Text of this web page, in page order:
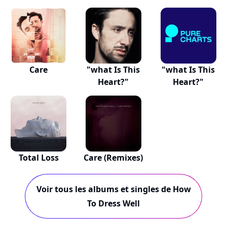
(The...
Care
"what Is This
Heart?"
"what Is This
Heart?"
Total Loss Care (Remixes)
Voir tous les albums et singles de How
To Dress Well